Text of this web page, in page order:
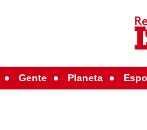
Gente Planeta